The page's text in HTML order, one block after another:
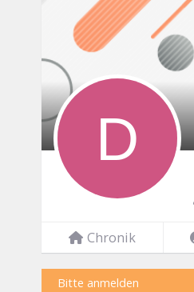
Chronik
Bitte anmelden